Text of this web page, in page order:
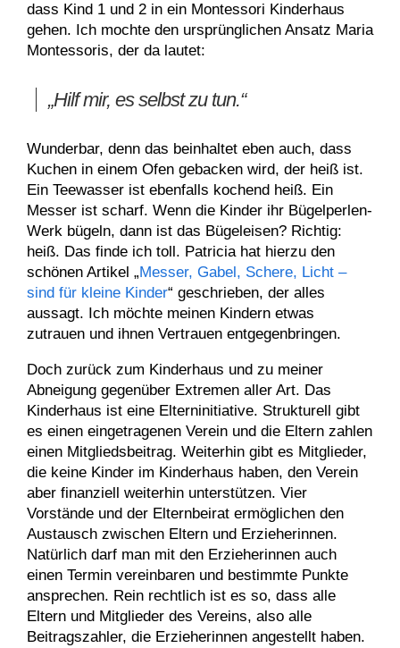
dass Kind 1 und 2 in ein Montessori Kinderhaus
gehen. Ich mochte den ursprünglichen Ansatz Maria
Montessoris, der da lautet:
„Hilf mir, es selbst zu tun.“
Wunderbar, denn das beinhaltet eben auch, dass
Kuchen in einem Ofen gebacken wird, der heiß ist.
Ein Teewasser ist ebenfalls kochend heiß. Ein
Messer ist scharf. Wenn die Kinder ihr Bügelperlen-
Werk bügeln, dann ist das Bügeleisen? Richtig:
heiß. Das finde ich toll. Patricia hat hierzu den
schönen Artikel „Messer, Gabel, Schere, Licht –
sind für kleine Kinder“ geschrieben, der alles
aussagt. Ich möchte meinen Kindern etwas
zutrauen und ihnen Vertrauen entgegenbringen.
Doch zurück zum Kinderhaus und zu meiner
Abneigung gegenüber Extremen aller Art. Das
Kinderhaus ist eine Elterninitiative. Strukturell gibt
es einen eingetragenen Verein und die Eltern zahlen
einen Mitgliedsbeitrag. Weiterhin gibt es Mitglieder,
die keine Kinder im Kinderhaus haben, den Verein
aber finanziell weiterhin unterstützen. Vier
Vorstände und der Elternbeirat ermöglichen den
Austausch zwischen Eltern und Erzieherinnen.
Natürlich darf man mit den Erzieherinnen auch
einen Termin vereinbaren und bestimmte Punkte
ansprechen. Rein rechtlich ist es so, dass alle
Eltern und Mitglieder des Vereins, also alle
Beitragszahler, die Erzieherinnen angestellt haben.